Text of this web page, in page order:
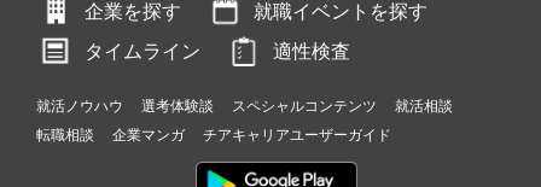
企業を探す
就職イベントを探す
タイムライン
適性検査
就活ノウハウ 選考体験談 スペシャルコンテンツ
就活相談
転職相談
企業マンガ チアキャリアユーザーガイド